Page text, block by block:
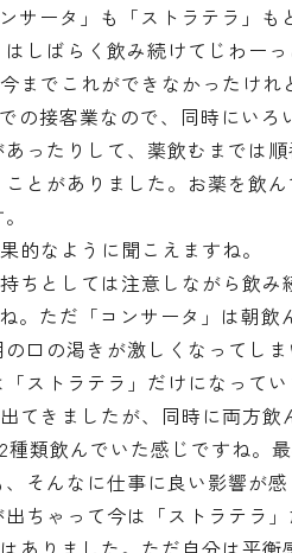
サータ」も「ストラテラ」も
しばらく飲み続けてじわーっ
までこれができなかったけれ
の接客業なので、同時にいろ
ったりして、薬飲むまでは
とがありました。 お薬を飲
的なように聞こえますね。
ちとしては注意しながら飲み
。ただ「コンサータ」は朝飲
の口の渇きが激しくなってし
ストラテラ」だけになってい
てきましたが、同時に両方飲
類飲んでいた感じですね。
そんなに仕事に良い影響が
ちゃって今は「ストラテラ」